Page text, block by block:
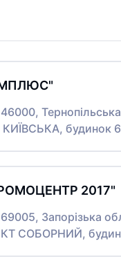
будинок
2017"
69005, Запорізька
СОБОРНИЙ,